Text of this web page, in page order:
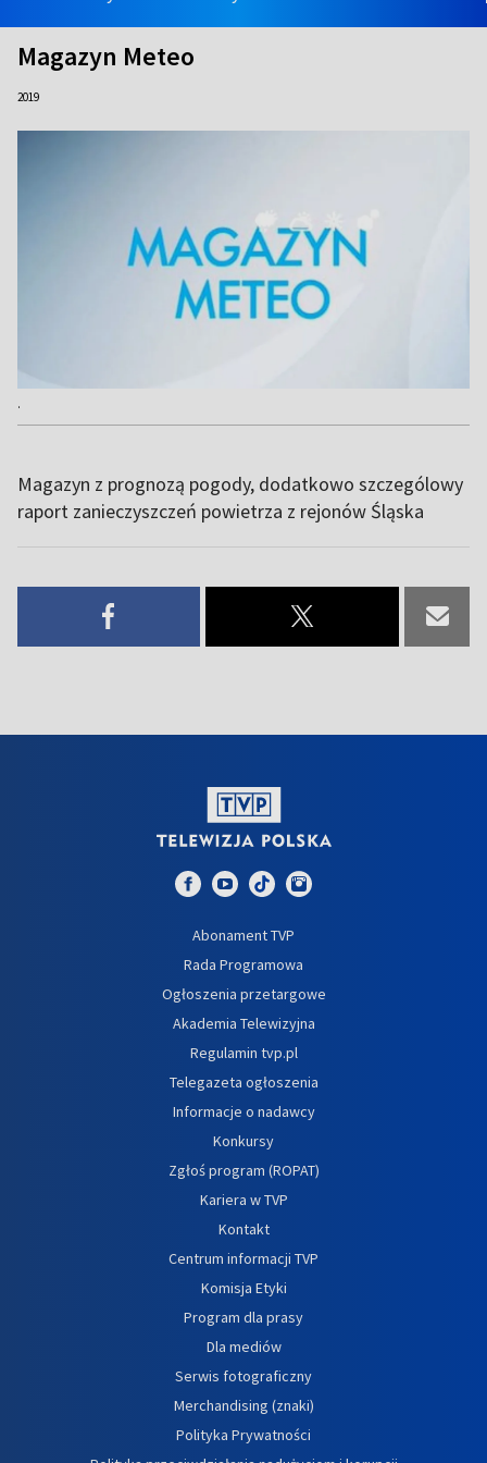
Magazyn Meteo
2019
.
Magazyn z prognozą pogody, dodatkowo szczególowy
raport zanieczyszczeń powietrza z rejonów Śląska
Abonament TVP
Rada Programowa
Ogłoszenia przetargowe
Akademia Telewizyjna
Regulamin tvp.pl
Telegazeta ogłoszenia
Informacje o nadawcy
Konkursy
Zgłoś program (ROPAT)
Kariera w TVP
Kontakt
Centrum informacji TVP
Komisja Etyki
Program dla prasy
Dla mediów
Serwis fotograficzny
Merchandising (znaki)
Polityka Prywatności